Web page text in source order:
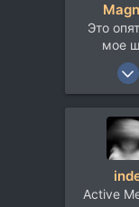
Это
мое
3
Active